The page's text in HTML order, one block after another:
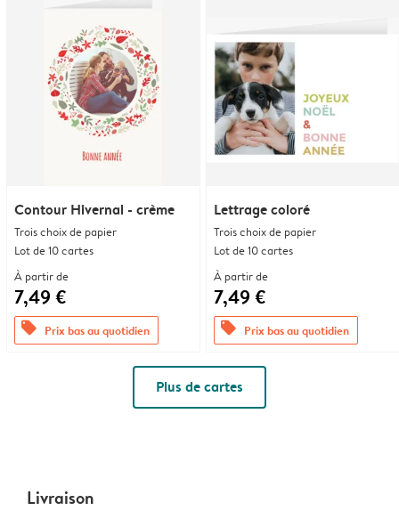
Contour Hivernal - crème
Trois choix de papier
Lot de 10 cartes
À partir de
7,49 €
offers Prix bas au quotidien
Lettrage coloré
Trois choix de papier
Lot de 10 cartes
À partir de
7,49 €
offers Prix bas au quotidien
Plus de cartes
Livraison